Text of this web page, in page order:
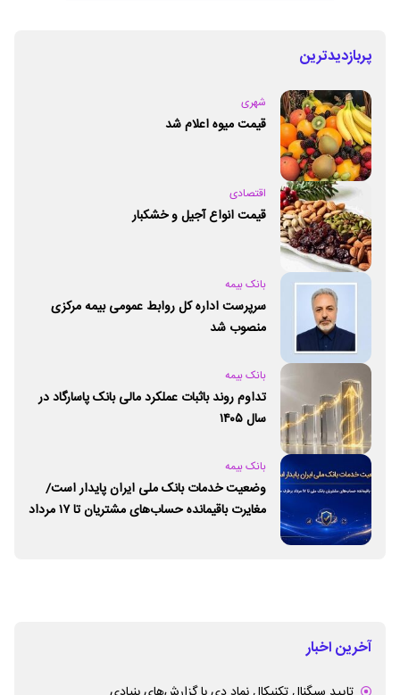
پربازدیدترین
شهری
قیمت میوه اعلام شد
اقتصادی
قیمت انواع آجیل و خشکبار
بانک بیمه
سرپرست اداره کل روابط عمومی بیمه مرکزی
منصوب شد
بانک بیمه
تداوم روند باثبات عملکرد مالی بانک پاسارگاد در
سال ۱۴۰۵
بانک بیمه
وضعیت خدمات بانک ملی ایران پایدار است/
مغایرت‌ باقیمانده حساب‌های مشتریان تا ۱۷ مرداد
آخرین اخبار